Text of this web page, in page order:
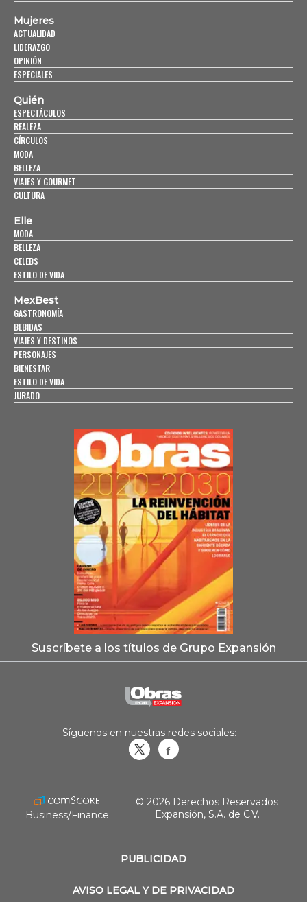
Mujeres
ACTUALIDAD
LIDERAZGO
OPINIÓN
ESPECIALES
Quién
ESPECTÁCULOS
REALEZA
CÍRCULOS
MODA
BELLEZA
VIAJES Y GOURMET
CULTURA
Elle
MODA
BELLEZA
CELEBS
ESTILO DE VIDA
MexBest
GASTRONOMÍA
BEBIDAS
VIAJES Y DESTINOS
PERSONAJES
BIENESTAR
ESTILO DE VIDA
JURADO
Suscríbete a los títulos de Grupo Expansión
PUBLICIDAD
AVISO LEGAL Y DE PRIVACIDAD
Síguenos en nuestras redes sociales:
Business/Finance
© 2026 Derechos Reservados
Expansión, S.A. de C.V.